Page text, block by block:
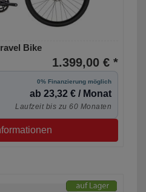
Bike
1.399,00 € *
0% Finanzierung möglich
ab 23,32 € / Monat
Laufzeit bis zu 60 Monaten